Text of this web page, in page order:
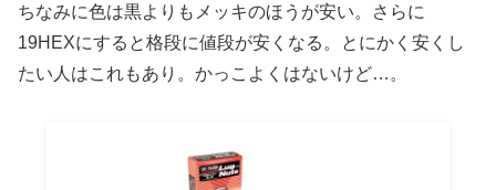
ちなみに色は黒よりもメッキのほうが安い。さらに
19HEXにすると格段に値段が安くなる。とにかく安くし
たい人はこれもあり。かっこよくはないけど…。